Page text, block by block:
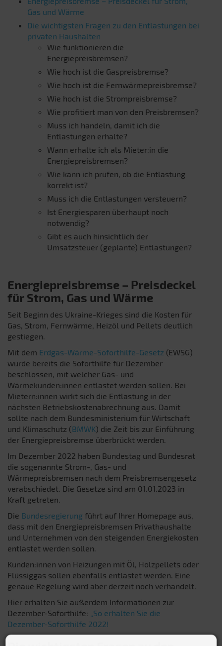
Gas und Wärme
Die wichtigsten Fragen zu den Entlastungen bei
privaten Haushalten
Wie funktionieren die
Energiepreisbremsen?
Wie hoch ist die Gaspreisbremse?
Wie hoch ist die Fernwärmepreisbremse?
Wie hoch ist die Strompreisbremse?
Wie profitiert man von den Preisbremsen?
Muss ich handeln, damit ich die
Entlastungen erhalte?
Wann erhalte ich als Mieter:in die
Energiepreisbremsen?
Wie kann ich prüfen, ob die Entlastung
korrekt ist?
Muss ich die Entlastungen versteuern?
Ist Energiesparen überhaupt noch
notwendig?
Gibt es auch hinsichtlich der
Umsatzsteuer (geplante) Entlastungen?
Energiepreisbremse – Preisdeckel
für Strom, Gas und Wärme
Seit Beginn des Ukraine-Krieges sind die Kosten für
Gas, Strom, Fernwärme, Heizöl und Pellets deutlich
gestiegen.
Mit dem Erdgas-Wärme-Soforthilfe-Gesetz (EWSG)
wurde bereits die Soforthilfe für Dezember
beschlossen, mit welcher Gas- und
Wärmekunden:innen entlastet werden sollen. Bei
Mietern:innen wirkt sich die Entlastung in der
nächsten Betriebskostenabrechnung aus. Damit
sollte nach dem Bundesministerium für Wirtschaft
und Klimaschutz (BMWK) die Zeit bis zur Einführung
der Energiepreisbremse überbrückt werden.
Im Dezember 2022 haben Bundestag und Bundesrat
die sogenannte Strom-, Gas- und
Wärmepreisbremsen nach dem Preisbremsengesetz
verabschiedet. Die Gesetze sind am 01.01.2023 in
Kraft getreten.
Die Bundesregierung führt auf Ihrer Homepage aus,
dass mit den Energiepreisbremsen Privathaushalte
und Unternehmen von den steigenden Energiekosten
entlastet werden sollen.
Kunden:innen von Heizungen mit Öl, Holzpellets oder
Flüssiggas sollen ebenfalls entlastet werden. Eine
genaue Regelung wird aber derzeit noch verhandelt.
Hier erhalten Sie außerdem Informationen zur
Dezember-Soforthilfe:
„So erhalten Sie die
Dezember-Soforthilfe 2022!